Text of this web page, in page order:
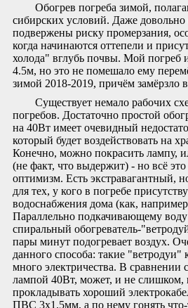
Обогрев погреба зимой,
сибирских условий. Даже довольно
подвержены риску промерзания,
когда начинаются оттепели и
холода" вглубь почвы. Мой погреб
4.5м, но это не помешало ему
зимой 2018-2019, причём замёрзло
Существует немало рабочих
погребов. Достаточно простой
на 40Вт имеет очевидный
который будет воздействовать на
Конечно, можно покрасить лампу,
(не факт, что выдержит) - но всё это
оптимизм. Есть экстравагантный,
для тех, у кого в погребе
водоснабжения дома (как,
Параллельно подкачивающему воду
спиральный обогреватель-
пары минут подогревает воздух.
данного способа: такие
много электричества. В сравнении
лампой 40Вт, может, и не слишком,
прокладывать хороший
ПВС 3х1.5мм, а по нему гонять